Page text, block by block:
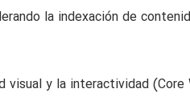
la indexación de
visual y la interactividad (Core